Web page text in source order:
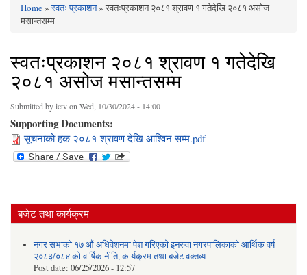
You are here
Home»स्वतः प्रकाशन» स्वतःप्रकाशन २०८१ श्रावण १ गतेदेखि २०८१ असोज
मसान्तसम्म
स्वतःप्रकाशन २०८१ श्रावण १ गतेदेखि
२०८१ असोज मसान्तसम्म
Submitted byictvon Wed, 10/30/2024 - 14:00
Supporting Documents:
सूचनाको हक २०८१ श्रावण देखि आश्विन सम्म.pdf
बजेट तथा कार्यक्रम
नगर सभाको १७ औं अधिवेशनमा पेश गरिएको इनरुवा नगरपालिकाको आर्थिक वर्ष
२०८३/०८४ को वार्षिक नीति, कार्यक्रम तथा बजेट वक्तव्य
Post date: 06/25/2026 - 12:57